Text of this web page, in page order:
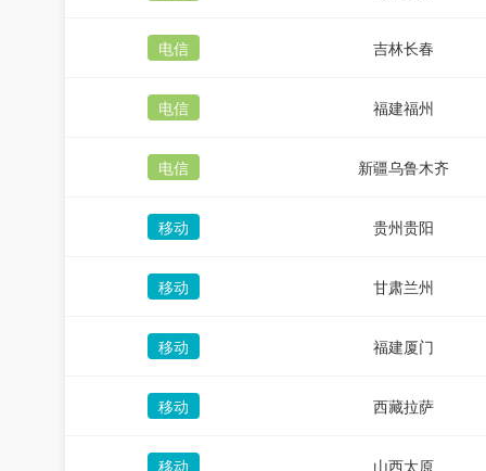
电信 吉林长春
电信 福建福州
电信 新疆乌鲁木齐
移动 贵州贵阳
移动 甘肃兰州
移动 福建厦门
移动 西藏拉萨
移动 山西太原